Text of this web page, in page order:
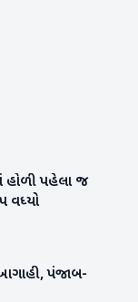
હોળી પહેલા જ
વધ્યો
પંજાબ-